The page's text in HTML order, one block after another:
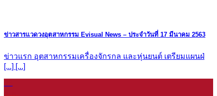
ข่าวสารแวดวงอุตสาหกรรม Evisual News – ประจำวันที่ 17 มีนาคม 2563
ข่าวแรก อุตสาหกรรมเครื่องจักรกล และหุ่นยนต์ เตรียมแผนฝ่
[...] [...]